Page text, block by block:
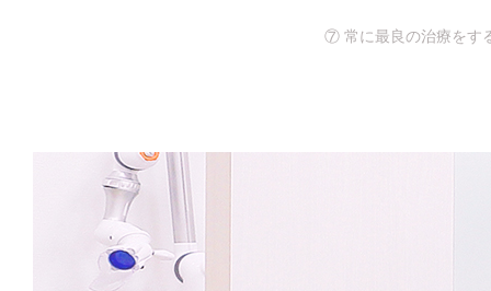
⑦ 常に最良の治療をす